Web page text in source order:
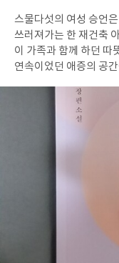
깊은 어둠속에서 한 줄
되지 못했던 한 남자가
럼 다가왔다. P.278 목요일의 아이들아,너희들은 세계의 끝을 보고
싶지 않은가?멸망해 버
망한 세계의 중심에,확실히,
이의 범인 유타로와 그
인가? 싸이코패스나
는 그것이 이 세상을 보
망이 될수도 있지만 결
기서 어떤 원인과 결과를 찾아야
침한 일본 미스터리 장
마음을 보여 준다는 것
느끼게 된 신이 되고자
한 남자의 불편하지만
일
스물다섯의 여성 승언
쓰러져가는 한 재건축
이 가족과 함께 하던 따
연속이었던 애증의 공
려보며 몸부림은 더욱
으로 빨려 들어가 버린다... 다양한 분야에서 활동한 경력들이
띄는 천지혜 작가의 신
시도와 거울로 들어가
스터리한 분위기로 이
특별한 능력으로 거울
다른 두 가지의 인생은
있는 양면성은 그녀의
과정들이 안타깝고 흥미롭게 펼쳐졌다.
정폭력의 굴레속에서
고 그순간부터 주변의